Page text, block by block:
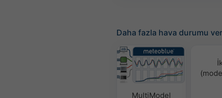
Daha fazla hava durumu
MultiModel